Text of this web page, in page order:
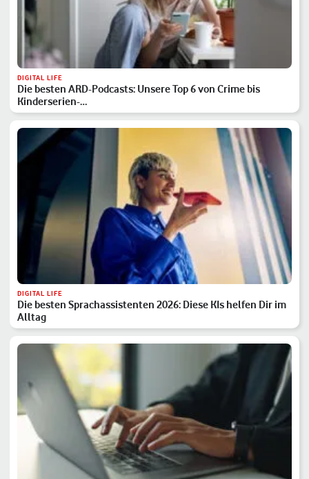
DIGITAL LIFE
Die besten ARD-Podcasts: Unsere Top 6 von Crime bis
Kinderserien-…
DIGITAL LIFE
Die besten Sprachassistenten 2026: Diese KIs helfen Dir im
Alltag